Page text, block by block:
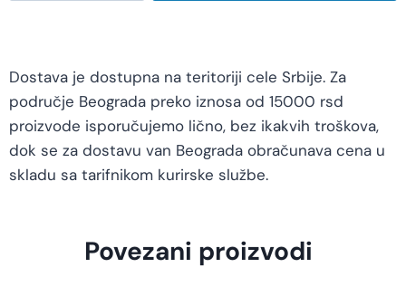
Dostava je dostupna na teritoriji cele Srbije. Za
područje Beograda preko iznosa od 15000 rsd
proizvode isporučujemo lično, bez ikakvih troškova,
dok se za dostavu van Beograda obračunava cena u
skladu sa tarifnikom kurirske službe.
Povezani proizvodi